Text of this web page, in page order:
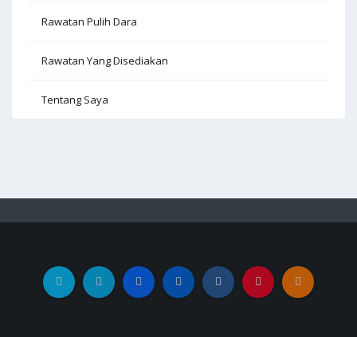
Rawatan Pulih Dara
Rawatan Yang Disediakan
Tentang Saya